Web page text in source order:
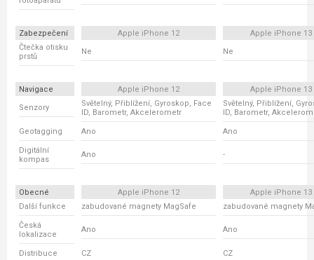
Zabezpečení Apple iPhone 12
Apple iPhone
Čtečka otisku
prstů
Ne Ne
Navigace Apple iPhone 12
Apple iPhone
Senzory
Světelný, Přiblížení, Gyroskop, Face
ID, Barometr, Akcelerometr
Světelný, Přiblížení,
ID, Barometr,
Geotagging Ano Ano
Digitální
kompas
Ano -
Obecné Apple iPhone 12
Apple iPhone
Další funkce
zabudované magnety MagSafe zabudované magnety
Česká
lokalizace
Ano Ano
Distribuce CZ CZ